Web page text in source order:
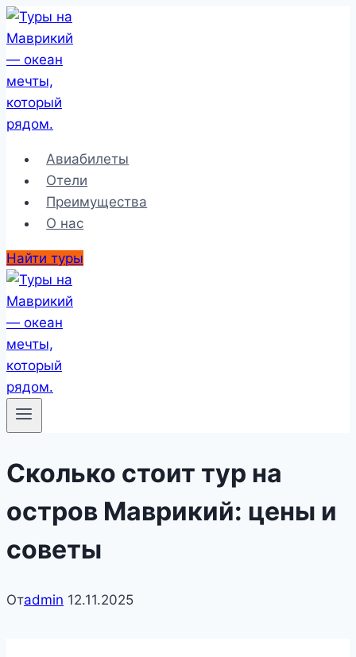
Перейти
к
содержимому
Авиабилеты
Отели
Преимущества
О нас
Найти туры
Сколько стоит тур на
остров Маврикий: цены и
советы
Отadmin 12.11.2025